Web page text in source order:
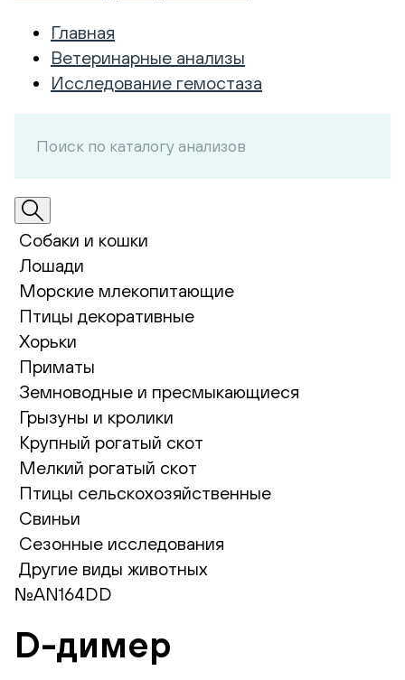
Главная
Ветеринарные анализы
Исследование гемостаза
Собаки и кошки
Лошади
Морские млекопитающие
Птицы декоративные
Хорьки
Приматы
Земноводные и пресмыкающиеся
Грызуны и кролики
Крупный рогатый скот
Мелкий рогатый скот
Птицы сельскохозяйственные
Свиньи
Сезонные исследования
Другие виды животных
№AN164DD
D-димер